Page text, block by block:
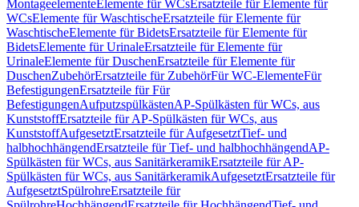
MontageelementeElemente für WCsErsatzteile für Elemente für
WCsElemente für WaschtischeErsatzteile für Elemente für
WaschtischeElemente für BidetsErsatzteile für Elemente für
BidetsElemente für UrinaleErsatzteile für Elemente für
UrinaleElemente für DuschenErsatzteile für Elemente für
DuschenZubehörErsatzteile für ZubehörFür WC-ElementeFür
BefestigungenErsatzteile für Für
BefestigungenAufputzspülkästenAP-Spülkästen für WCs, aus
KunststoffErsatzteile für AP-Spülkästen für WCs, aus
KunststoffAufgesetztErsatzteile für AufgesetztTief- und
halbhochhängendErsatzteile für Tief- und halbhochhängendAP-
Spülkästen für WCs, aus SanitärkeramikErsatzteile für AP-
Spülkästen für WCs, aus SanitärkeramikAufgesetztErsatzteile für
AufgesetztSpülrohreErsatzteile für